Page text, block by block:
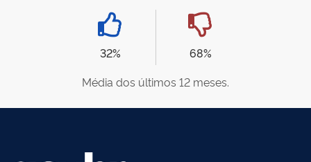
32%
68%
Média dos últimos 12 meses.